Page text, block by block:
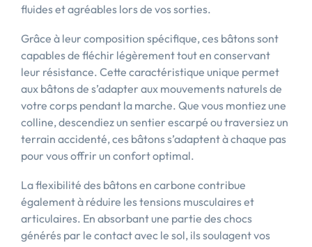
fluides et agréables lors de vos sorties.
Grâce à leur composition spécifique, ces bâtons sont
capables de fléchir légèrement tout en conservant
leur résistance. Cette caractéristique unique permet
aux bâtons de s’adapter aux mouvements naturels de
votre corps pendant la marche. Que vous montiez une
colline, descendiez un sentier escarpé ou traversiez un
terrain accidenté, ces bâtons s’adaptent à chaque pas
pour vous offrir un confort optimal.
La flexibilité des bâtons en carbone contribue
également à réduire les tensions musculaires et
articulaires. En absorbant une partie des chocs
générés par le contact avec le sol, ils soulagent vos